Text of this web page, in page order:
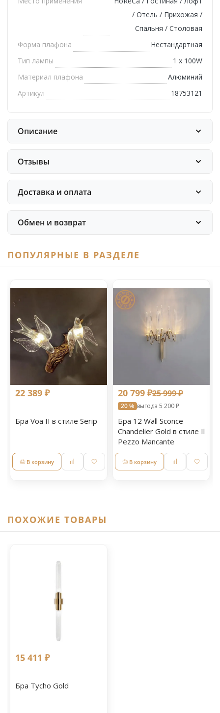
/ Отель / Прихожая /
Спальня / Столовая
Форма плафона
Нестандартная
Тип лампы
1 х 100W
Материал плафона
Алюминий
Артикул
18753121
Описание
Отзывы
Доставка и оплата
Обмен и возврат
ПОПУЛЯРНЫЕ В РАЗДЕЛЕ
22 389 ₽
Бра Voa II в стиле Serip
В корзину
20 799 ₽25 999 ₽
20 % выгода 5 200 ₽
Бра 12 Wall Sconce
Chandelier Gold в стиле Il
Pezzo Mancante
В корзину
ПОХОЖИЕ ТОВАРЫ
15 411 ₽
Бра Tycho Gold